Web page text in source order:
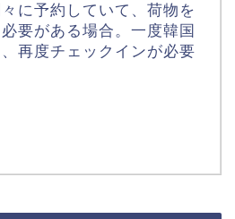
に予約していて、荷物を
要がある場合。一度韓国
、再度チェックインが必要